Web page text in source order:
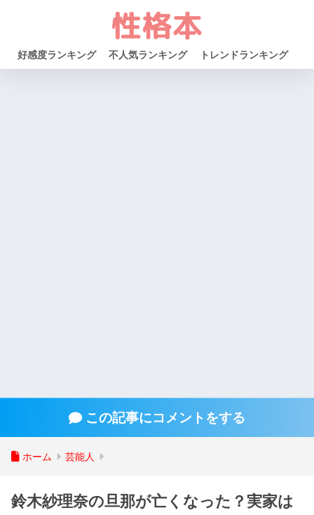
好感度ランキング 不人気ランキング トレンドランキング
この記事にコメントをする
ホーム 芸能人
鈴木紗理奈の旦那が亡くなった？実家は